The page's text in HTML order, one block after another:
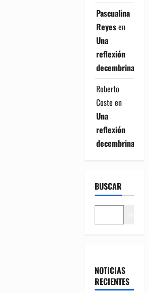
Pascualina
Reyesen
Una
reflexión
decembrina
Roberto
Coste en
Una
reflexión
decembrina
BUSCAR
NOTICIAS
RECIENTES